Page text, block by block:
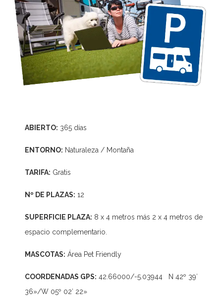
ABIERTO: 365 días
ENTORNO: Naturaleza / Montaña
TARIFA: Gratis
Nº DE PLAZAS: 12
SUPERFICIE PLAZA: 8 x 4 metros más 2 x 4 metros de
espacio complementario.
MASCOTAS: Área Pet Friendly
COORDENADAS GPS: 42.66000/-5.03944 N 42º 39′
36»/W 05º 02′ 22»